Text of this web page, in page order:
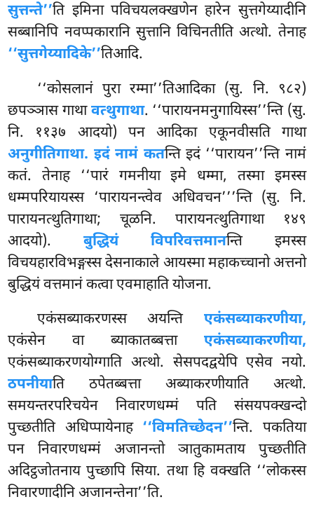
सुत्तन्ते’’ति इमिना पविचयलक्खणेन हारेन सुत्तगेय्यादीनि
सब्बानिपि नवप्पकारानि सुत्तानि विचिनतीति अत्थो. तेनाह
‘‘सुत्तगेय्यादिके’’तिआदि.
‘‘कोसलानं पुरा रम्मा’’तिआदिका (सु. नि. ९८२)
छपञ्ञास गाथावत्थुगाथा. ‘‘पारायनमनुगायिस्स’’न्ति (सु.
नि. ११३७ आदयो) पन आदिका एकूनवीसति गाथा
अनुगीतिगाथा. इदं नामं कतन्ति इदं ‘‘पारायन’’न्ति नामं
कतं. तेनाह ‘‘पारं गमनीया इमे धम्मा, तस्मा इमस्स
धम्मपरियायस्स ‘पारायनन्त्वेव अधिवचन’’’न्ति (सु. नि.
पारायनत्थुतिगाथा; चूळनि. पारायनत्थुतिगाथा १४९
आदयो).बुद्धियं विपरिवत्तमानन्ति इमस्स
विचयहारविभङ्गस्स देसनाकाले आयस्मा महाकच्चानो अत्तनो
बुद्धियं वत्तमानं कत्वा एवमाहाति योजना.
एकंसब्याकरणस्स अयन्ति एकंसब्याकरणीया,
एकंसेन वा ब्याकातब्बत्ता एकंसब्याकरणीया,
एकंसब्याकरणयोग्गाति अत्थो. सेसपदद्वयेपि एसेव नयो.
ठपनीयाति ठपेतब्बत्ता अब्याकरणीयाति अत्थो.
समयन्तरपरिचयेन निवारणधम्मं पति संसयपक्खन्दो
पुच्छतीति अधिप्पायेनाह ‘‘विमतिच्छेदन’’न्ति. पकतिया
पन निवारणधम्मं अजानन्तो ञातुकामताय पुच्छतीति
अदिट्ठजोतनाय पुच्छापि सिया. तथा हि वक्खति ‘‘लोकस्स
निवारणादीनि अजानन्तेना’’ति.